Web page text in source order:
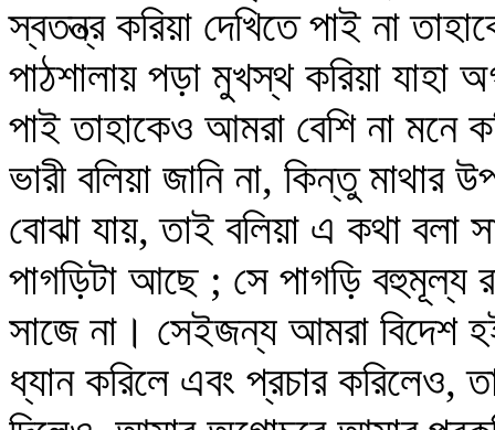
স্বতন্ত্র করিয়া দেখিতে পাই না
পাঠশালায় পড়া মুখস্থ করিয়া যাহা
পাই তাহাকেও আমরা বেশি না মনে
ভারী বলিয়া জানি না, কিন্তু মাথার
বোঝা যায়, তাই বলিয়া এ কথা বলা
পাগড়িটা আছে ; সে পাগড়ি
সাজে না। সেইজন্য আমরা বিদেশ
ধ্যান করিলে এবং প্রচার করিলেও,